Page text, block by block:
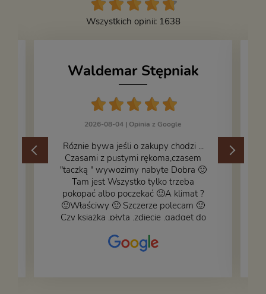
Wszystkich opinii: 1638
Waldemar Stępniak
2026-08-04 | Opinia z Google
Róznie bywa jeśli o zakupy chodzi ...
Czasami z pustymi rękoma,czasem
"taczką " wywozimy nabyte Dobra 🙂
Tam jest Wszystko tylko trzeba
pokopać albo poczekać 🙂A klimat ?
🙂Właściwy 🙂 Szczerze polecam 🙂
Czy książka ,płyta ,zdjęcie ,gadget do
bank 🙂